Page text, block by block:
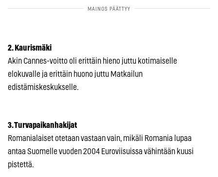
2. Kaurismäki
Akin Cannes-voitto oli erittäin hieno juttu kotimaiselle
elokuvalle ja erittäin huono juttu Matkailun
edistämiskeskukselle.
3. Turvapaikanhakijat
Romanialaiset otetaan vastaan vain, mikäli Romania lupaa
antaa Suomelle vuoden 2004 Euroviisuissa vähintään kuusi
pistettä.